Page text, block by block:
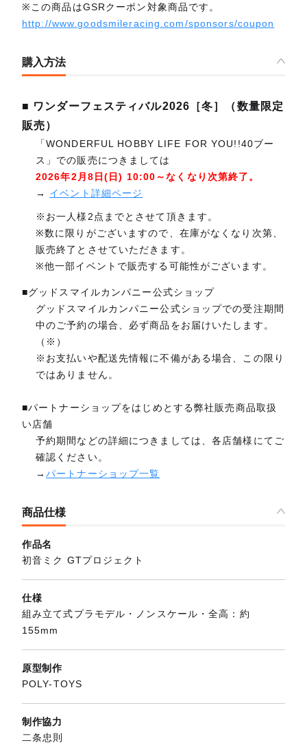
※この商品はGSRクーポン対象商品です。
http://www.goodsmileracing.com/sponsors/coupon
購入方法
■ ワンダーフェスティバル2026［冬］（数量限定
販売）
「WONDERFUL HOBBY LIFE FOR YOU!!40ブー
ス」での販売につきましては
2026年2月8日(日) 10:00～なくなり次第終了。
→ イベント詳細ページ
※お一人様2点までとさせて頂きます。
※数に限りがございますので、在庫がなくなり次第、
販売終了とさせていただきます。
※他一部イベントで販売する可能性がございます。
■グッドスマイルカンパニー公式ショップ
グッドスマイルカンパニー公式ショップでの受注期間
中のご予約の場合、必ず商品をお届けいたします。
（※）
※お支払いや配送先情報に不備がある場合、この限り
ではありません。
■パートナーショップをはじめとする弊社販売商品取扱
い店舗
予約期間などの詳細につきましては、各店舗様にてご
確認ください。
→パートナーショップ一覧
商品仕様
作品名
初音ミク GTプロジェクト
仕様
組み立て式プラモデル・ノンスケール・全高：約
155mm
原型制作
POLY-TOYS
制作協力
二条忠則